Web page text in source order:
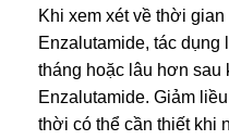
Khi xem xét về thời
Enzalutamide, tác dụng
tháng hoặc lâu hơn sau
Enzalutamide. Giảm
thời có thể cần thiết khi